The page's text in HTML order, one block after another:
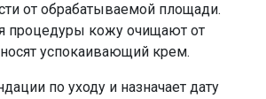
от обрабатываемой площади.
процедуры кожу очищают от
успокаивающий крем.
по уходу и назначает дату